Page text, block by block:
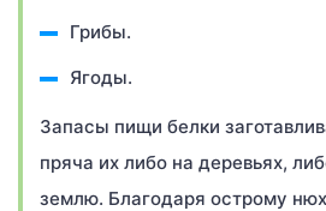
Грибы.
Ягоды.
Запасы пищи белки
пряча их либо на деревьях,
землю. Благодаря острому